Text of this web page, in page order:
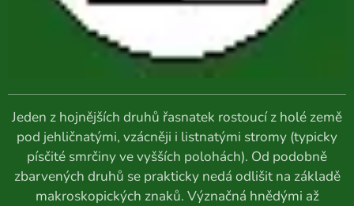
Jeden z hojnějších druhů řasnatek rostoucí z holé země
pod jehličnatými, vzácněji i listnatými stromy (typicky
písčité smrčiny ve vyšších polohách). Od podobně
zbarvených druhů se prakticky nedá odlišit na základě
makroskopických znaků. Význačná hnědými až